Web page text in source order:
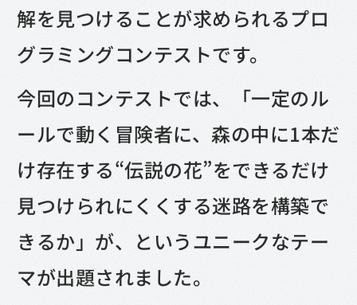
解を見つけることが求められるプロ
グラミングコンテストです。
今回のコンテストでは、「一定のル
ールで動く冒険者に、森の中に1本だ
け存在する“伝説の花”をできるだけ
見つけられにくくする迷路を構築で
きるか」が、というユニークなテー
マが出題されました。